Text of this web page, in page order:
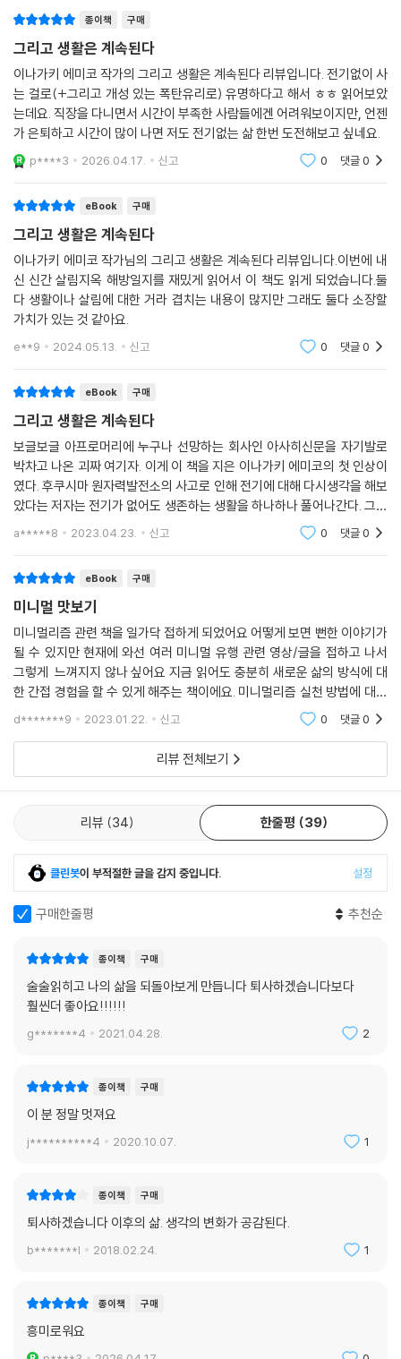
“집을 사기 위해 대출을 받는다.
대출을 갚기 위해 밤낮없이 일한다.
내 집은 하루 종일 비어 있다.
냉장고 혼자 남아 꿀꺽꿀꺽 전기를 먹는다.”
이 책은 단숨에 읽어낼 수 있지만, 지금까지의 사고방식을 크게 뒤흔드는
득 차 있다”는 저자의 말이 정곡을 찌른다.
냉장고가 생기면서 사람들은 ‘얼마든지’ 먹을거리를 살 수 있게 되었다. 머
릿속으로 미래의 식탁을 상상하며 ‘언젠가’ 먹을 것들을 열심히 장바구니
에 담는다. 오늘 다 먹지 않아도 되니까. 사람들은 이제, 다 먹을 수 없을 만
큼 사게 되었다. 언젠가 먹을 테니까 괜찮다고 스스로를 설득하면서. 냉장
이다. 제발 좀 큰 냉장고가 필요하다고 나에게 강요하지 말아달라고!
물건이 많아지고, 할 수 있는 일들이 많아지고, 그것이 분명 풍요이긴 하다.
하지만 우리의 삶도 덩달아 커지고 복잡해졌다. 할 수 있는 일이 많아진다
는 것은 해야 할 일이 많아진다는 뜻이기도 하다. 그리고 어느새 모두들, 무
엇을 하고 싶은지, 무엇을 해야 할지 알 수 없게 되고 말았다. 그런데도 여
전히 사방에 ‘당신에겐 무언가가 부족하다’는 메시지가 넘쳐난다. ‘그것만
손에 넣으면 행복해진다’고 외쳐댄다. 우리는 지금 ‘만들어진 혼란’ 속에 존
버리고 숲속에 들어가 도를 닦으라고 말하는 책도 아니다. 다만 심플하게
살아가고 있는 저자의 목소리에 귀 기울일 필요가 분명히 있다. 끊임없이
물건을 사들이는 것이 ‘능력’이고, 그런 능력이 있어야 행복할 것이라고 믿
는 우리의 욕망에 대한, 미세 먼지 가득한 우리의 ‘풍요로운’ 현주소에 대한
신랄한 반성이 담겨 있기 때문이다. 지금도 계속되고 있는 자신의 ‘생활’을
통해, 정체 모를 불안감을 없애고 살아갈 수 있는 슬기로운 힌트를 던져주
고 있기 때문이다.
종이책 구매
그리고 생활은 계속된다
이나가키 에미코 작가의 그리고 생활은 계속된다 리뷰입니다. 전기없이 사
는 걸로(+그리고 개성 있는 폭탄유리로) 유명하다고 해서 ㅎㅎ 읽어보았
는데요. 직장을 다니면서 시간이 부족한 사람들에겐 어려워보이지만, 언젠
가 은퇴하고 시간이 많이 나면 저도 전기없는 삶 한번 도전해보고 싶네요.
p****3 2026.04.17. 신고 0 댓글0
eBook 구매
그리고 생활은 계속된다
이나가키 에미코 작가님의 그리고 생활은 계속된다 리뷰입니다.이번에 내
신 신간 살림지옥 해방일지를 재밌게 읽어서 이 책도 읽게 되었습니다.둘
다 생활이나 살림에 대한 거라 겹치는 내용이 많지만 그래도 둘다 소장할
가치가 있는 것 같아요.
e**9 2024.05.13. 신고 0 댓글0
eBook 구매
그리고 생활은 계속된다
보글보글 아프로머리에 누구나 선망하는 회사인 아사히신문을 자기발로
박차고 나온 괴짜 여기자. 이게 이 책을 지은 이나가키 에미코의 첫 인상이
였다. 후쿠시마 원자력발전소의 사고로 인해 전기에 대해 다시생각을 해보
았다는 저자는 전기가 없어도 생존하는 생활을 하나하나 풀어나간다. 그러
면서 진짜 생활에 눈을 뜨고 미니멀생활을 즐기는 그녀의 모습이 멋있어보
a*****8 2023.04.23. 신고 0 댓글0
eBook 구매
미니멀 맛보기
미니멀리즘 관련 책을 일가닥 접하게 되었어요 어떻게 보면 뻔한 이야기가
될 수 있지만 현재에 와선 여러 미니멀 유행 관련 영상/글을 접하고 나서
그렇게 느껴지지 않나 싶어요 지금 읽어도 충분히 새로운 삶의 방식에 대
한 간접 경험을 할 수 있게 해주는 책이에요. 미니멀리즘 실천 방법에 대한
걸 얻을 수 있다기 보단 이렇게 사는 사람도 있구나 정도로 받아 들이면 좋
d*******9 2023.01.22. 신고 0 댓글0
리뷰 전체보기
리뷰 34 한줄평 39
클린봇이 부적절한 글을 감지 중입니다. 설정
구매한줄평 추천순
종이책 구매
술술읽히고 나의 삶을 되돌아보게 만듭니다 퇴사하겠습니다보다
훨씬더 좋아요!!!!!!
g*******4 2021.04.28. 2
종이책 구매
이 분 정말 멋져요
j**********4 2020.10.07. 1
종이책 구매
퇴사하겠습니다 이후의 삶. 생각의 변화가 공감된다.
b*******l 2018.02.24. 1
종이책 구매
흥미로워요